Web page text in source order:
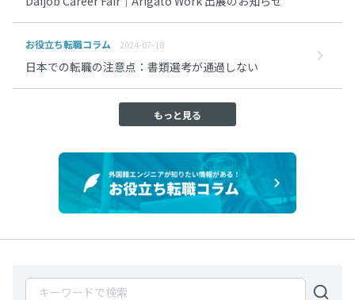
お役立ち転職コラム 2024-07-18
日本での転職の注意点：書類選考が通過しない
もっと見る